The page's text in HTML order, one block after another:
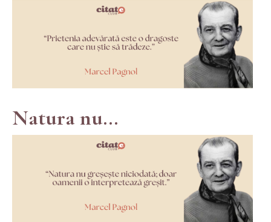
Natura nu...